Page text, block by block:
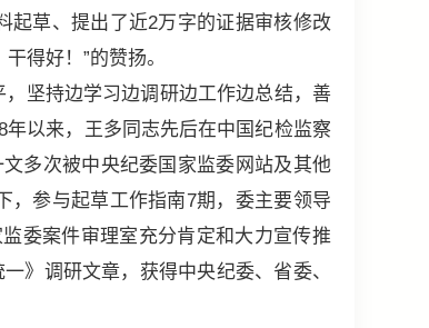
起草、提出了近2万字的证据审核修改
得好！”的赞扬。
坚持边学习边调研边工作边总结，善
以来，王多同志先后在中国纪检监察
多次被中央纪委国家监委网站及其他
，参与起草工作指南7期，委主要领导
委案件审理室充分肯定和大力宣传推
》调研文章，获得中央纪委、省委、